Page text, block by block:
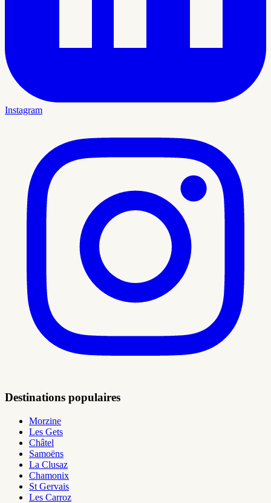
Instagram
Destinations populaires
Morzine
Les Gets
Châtel
Samoëns
La Clusaz
Chamonix
St Gervais
Les Carroz